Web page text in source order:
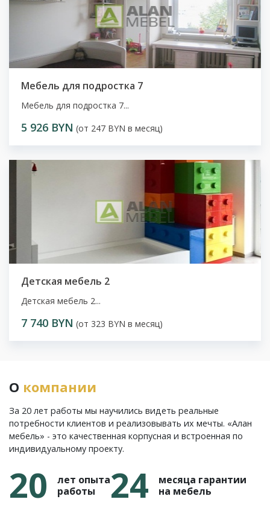
Мебель для подростка 7
Мебель для подростка 7...
5 926 BYN (от 247 BYN в месяц)
Детская мебель 2
Детская мебель 2...
7 740 BYN (от 323 BYN в месяц)
О компании
За 20 лет работы мы научились видеть реальные
потребности клиентов и реализовывать их мечты. «Алан
мебель» - это качественная корпусная и встроенная по
индивидуальному проекту.
20
лет опыта
работы
24
месяца гарантии
на мебель